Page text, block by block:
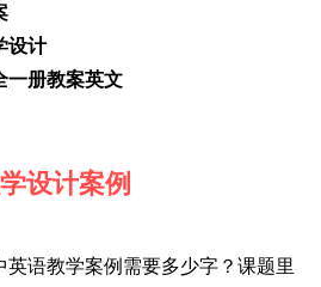
设计
一册教案英文
设计案例
语教学案例需要多少字？课题里